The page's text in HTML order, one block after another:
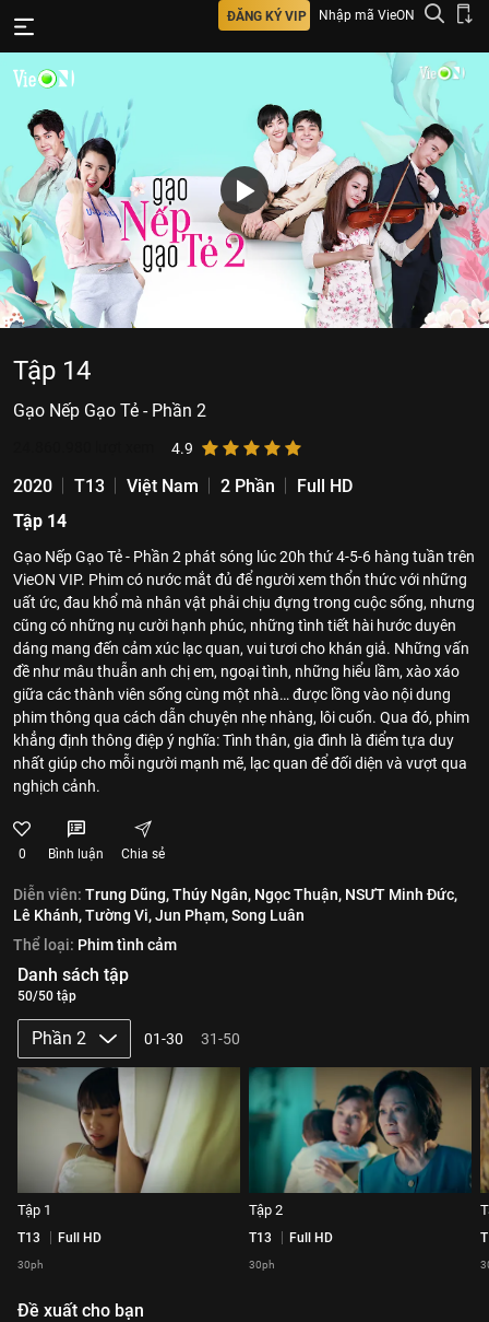
ĐĂNG KÝ VIP Nhập mã VieON
Tập 14
Gạo Nếp Gạo Tẻ - Phần 2
4.9
2020 T13 Việt Nam 2 Phần
Full HD
Tập 14
Gạo Nếp Gạo Tẻ - Phần 2 phát sóng lúc 20h thứ 4-5-6 hàng tuần trên
VieON VIP. Phim có nước mắt đủ để người xem thổn thức với những
uất ức, đau khổ mà nhân vật phải chịu đựng trong cuộc sống, nhưng
cũng có những nụ cười hạnh phúc, những tình tiết hài hước duyên
dáng mang đến cảm xúc lạc quan, vui tươi cho khán giả. Những vấn
đề như mâu thuẫn anh chị em, ngoại tình, những hiểu lầm, xào xáo
giữa các thành viên sống cùng một nhà… được lồng vào nội dung
phim thông qua cách dẫn chuyện nhẹ nhàng, lôi cuốn. Qua đó, phim
khẳng định thông điệp ý nghĩa: Tình thân, gia đình là điểm tựa duy
nhất giúp cho mỗi người mạnh mẽ, lạc quan để đối diện và vượt qua
nghịch cảnh.
0 Bình luận Chia sẻ
Diễn viên: Trung Dũng,Thúy Ngân, Ngọc Thuận, NSƯT Minh Đức,
Lê Khánh,Tường Vi,Jun Phạm,Song Luân
Thể loại: Phim tình cảm
Danh sách tập
50/50 tập
Phần 2 01-30 31-50
Tập 1
T13 Full HD
30ph
Tập 2
T13 Full HD
30ph
Đề xuất cho bạn